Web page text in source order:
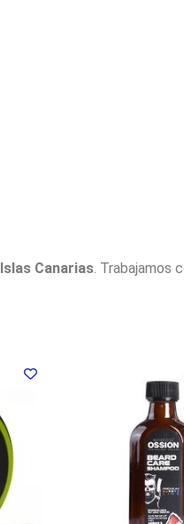
Islas Canarias. Trabajamos